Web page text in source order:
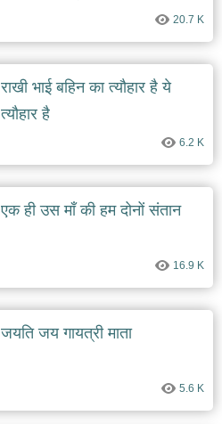
20.7 K
राखी भाई बहिन का त्यौहार है ये
त्यौहार है
6.2 K
एक ही उस माँ की हम दोनों संतान
16.9 K
जयति जय गायत्री माता
5.6 K